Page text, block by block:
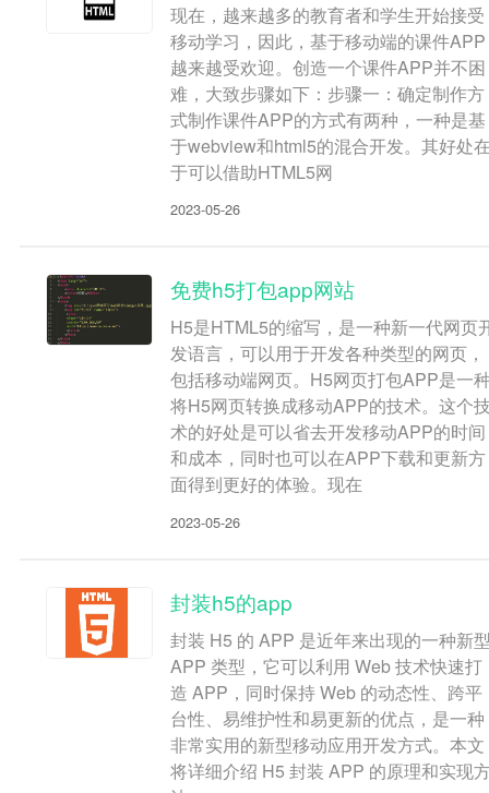
现在，越来越多的教育者和学生开始接受
移动学习，因此，基于移动端的课件APP
越来越受欢迎。创造一个课件APP并不困
难，大致步骤如下：步骤一：确定制作方
式制作课件APP的方式有两种，一种是基
于webview和html5的混合开发。其好处
于可以借助HTML5网
2023-05-26
免费h5打包app网站
H5是HTML5的缩写，是一种新一代网页
发语言，可以用于开发各种类型的网页，
包括移动端网页。H5网页打包APP是一
将H5网页转换成移动APP的技术。这个
术的好处是可以省去开发移动APP的时间
和成本，同时也可以在APP下载和更新方
面得到更好的体验。现在
2023-05-26
封装h5的app
封装 H5 的 APP 是近年来出现的一种新
APP 类型，它可以利用 Web 技术快速打
造 APP，同时保持 Web 的动态性、跨平
台性、易维护性和易更新的优点，是一种
非常实用的新型移动应用开发方式。本文
将详细介绍 H5 封装 APP 的原理和实现